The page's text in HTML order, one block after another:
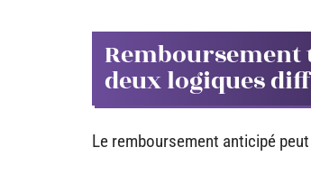
deux logiques
Le remboursement anticipé